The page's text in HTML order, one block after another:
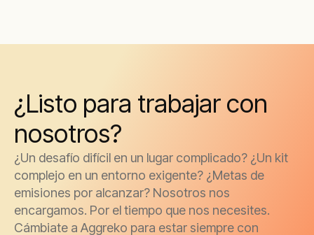
¿Listo para trabajar con
nosotros?
¿Un desafío difícil en un lugar complicado? ¿Un kit
complejo en un entorno exigente? ¿Metas de
emisiones por alcanzar? Nosotros nos
encargamos. Por el tiempo que nos necesites.
Cámbiate a Aggreko para estar siempre con